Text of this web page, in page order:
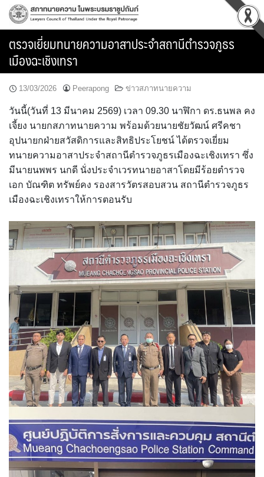
Skip
ตรวจเยี่ยมทนายความอาสาประจำสถานีตำรวจภูธร
เมืองฉะเชิงเทรา
13/03/2026 Peerapong ข่าวสภาทนายความ
วันนี้(วันที่ 13 มีนาคม 2569) เวลา 09.30 นาฬิกา ดร.ธนพล คง
เจี้ยง นายกสภาทนายความ พร้อมด้วยนายชัยวัฒน์ ศรีคชา
อุปนายกฝ่ายสวัสดิการและสิทธิประโยชน์ ได้ตรวจเยี่ยม
ทนายความอาสาประจำสถานีตำรวจภูธรเมืองฉะเชิงเทรา ซึ่ง
มีนายนพพร นกดี นั่งประจำเวรทนายอาสาโดยมีร้อยตำรวจ
เอก บัณฑิต ทรัพย์คง รองสารวัตรสอบสวน สถานีตำรวจภูธร
เมืองฉะเชิงเทราให้การตอนรับ